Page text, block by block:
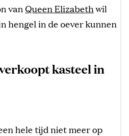
vanQueen Elizabethwil
hengel in de oever kunnen
kasteel in
hele tijd niet meer op